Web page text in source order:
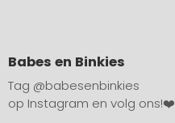
Babes en Binkies
Tag @babesenbinkies
op Instagram en volg ons!❤️